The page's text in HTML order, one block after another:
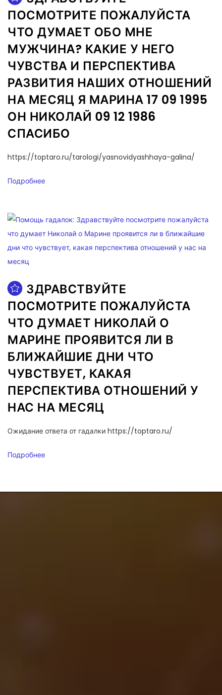
ПОСМОТРИТЕ ПОЖАЛУЙСТА
ЧТО ДУМАЕТ ОБО МНЕ
МУЖЧИНА? КАКИЕ У НЕГО
ЧУВСТВА И ПЕРСПЕКТИВА
РАЗВИТИЯ НАШИХ ОТНОШЕНИЙ
НА МЕСЯЦ Я МАРИНА 17 09 1995
ОН НИКОЛАЙ 09 12 1986
СПАСИБО
https://toptaro.ru/tarologi/yasnovidyashhaya-galina/
Подробнее
ЗДРАВСТВУЙТЕ
ПОСМОТРИТЕ ПОЖАЛУЙСТА
ЧТО ДУМАЕТ НИКОЛАЙ О
МАРИНЕ ПРОЯВИТСЯ ЛИ В
БЛИЖАЙШИЕ ДНИ ЧТО
ЧУВСТВУЕТ, КАКАЯ
ПЕРСПЕКТИВА ОТНОШЕНИЙ У
НАС НА МЕСЯЦ
Ожидание ответа от гадалки https://toptaro.ru/
Подробнее